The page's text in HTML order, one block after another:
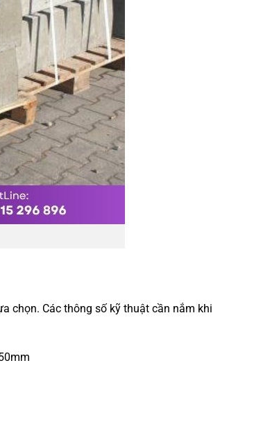
chọn. Các thông số kỹ thuật cần nắm khi